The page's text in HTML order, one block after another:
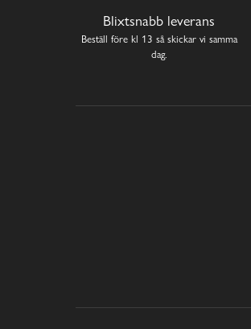
Blixtsnabb leverans
Beställ före kl 13 så skickar vi samma
dag.